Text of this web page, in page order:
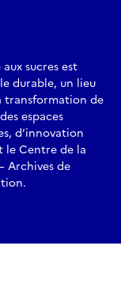
sucres est
durable, un lieu
transformation de
espaces
d’innovation
le Centre de la
Archives de